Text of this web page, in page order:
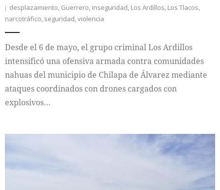
desplazamiento Guerrero inseguridad Los Ardillos Los Tlacos
narcotráfico seguridad violencia
Desde el 6 de mayo, el grupo criminal Los Ardillos
intensificó una ofensiva armada contra comunidades
nahuas del municipio de Chilapa de Álvarez mediante
ataques coordinados con drones cargados con
explosivos…